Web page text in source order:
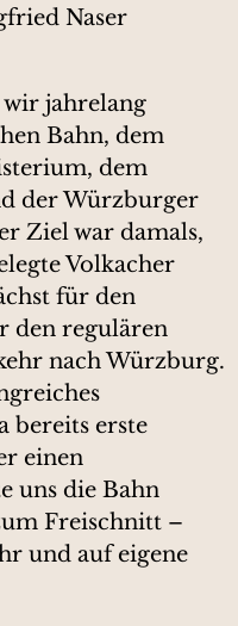
Naser
wir jahrelang
Bahn, dem
dem
der Würzburger
Ziel war damals,
Volkacher
für den
den regulären
nach Würzburg.
bereits erste
einen
uns die Bahn
Freischnitt –
und auf eigene